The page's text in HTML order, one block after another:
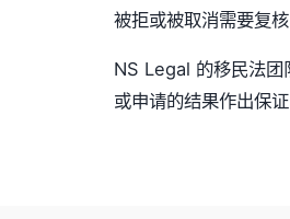
被拒或被取消需要复
NS Legal 的移民法团
或申请的结果作出保